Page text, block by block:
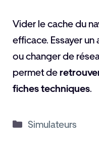
Vider le cache du
efficace. Essayer
ou changer de
permet de
fiches techniques.
Catégories
Simulateurs